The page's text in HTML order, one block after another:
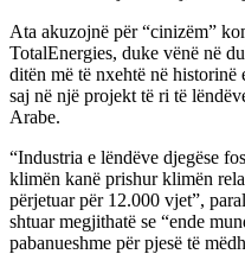
Ata akuzojnë për “cinizëm”
TotalEnergies, duke vënë në
ditën më të nxehtë në
saj në një projekt të ri të
Arabe.
“Industria e lëndëve djegëse
klimën kanë prishur klimën
përjetuar për 12.000 vjet”,
shtuar megjithatë se “ende
pabanueshme për pjesë të